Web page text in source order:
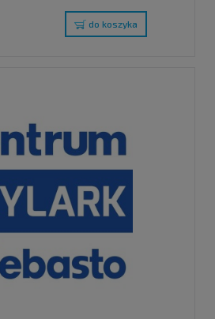
do koszyka